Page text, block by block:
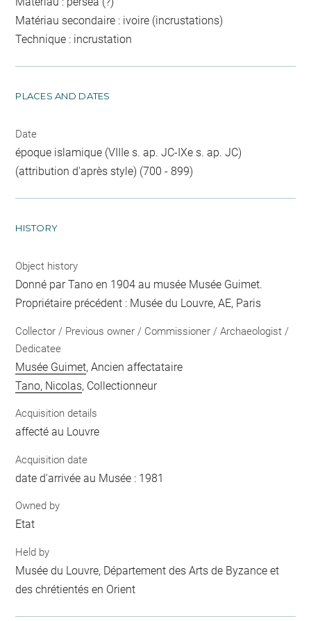
Matériau secondaire : ivoire (incrustations)
Technique : incrustation
PLACES AND DATES
Date
époque islamique (VIIIe s. ap. JC-IXe s. ap. JC)
(attribution d'après style) (700 - 899)
HISTORY
Object history
Donné par Tano en 1904 au musée Musée Guimet.
Propriétaire précédent : Musée du Louvre, AE, Paris
Collector / Previous owner / Commissioner / Archaeologist /
Dedicatee
Musée Guimet, Ancien affectataire
Tano, Nicolas, Collectionneur
Acquisition details
affecté au Louvre
Acquisition date
date d'arrivée au Musée : 1981
Owned by
Etat
Held by
Musée du Louvre, Département des Arts de Byzance et
des chrétientés en Orient